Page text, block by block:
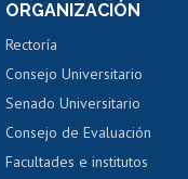
Perfeccionamiento
Evaluación docente
Calificación
Postulación al AUCAI
ORGANIZACIÓN
Rectoría
Consejo Universitario
Senado Universitario
Consejo de Evaluación
Facultades e institutos